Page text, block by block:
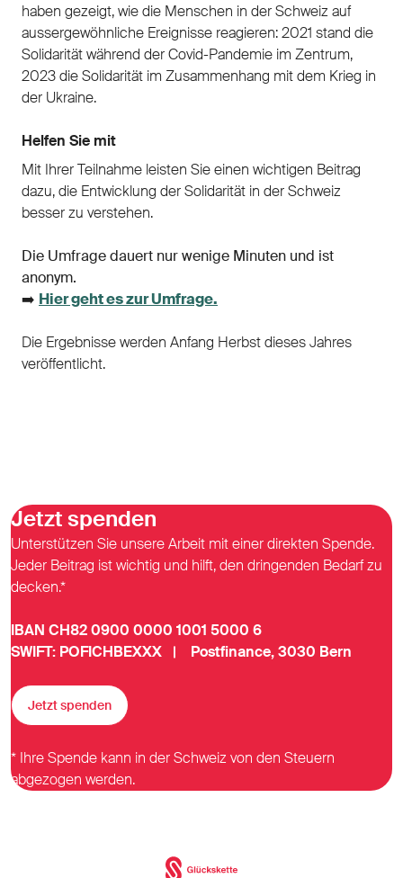
haben gezeigt, wie die Menschen in der Schweiz auf
aussergewöhnliche Ereignisse reagieren: 2021 stand die
Solidarität während der Covid-Pandemie im Zentrum,
2023 die Solidarität im Zusammenhang mit dem Krieg in
der Ukraine.
Helfen Sie mit
Mit Ihrer Teilnahme leisten Sie einen wichtigen Beitrag
dazu, die Entwicklung der Solidarität in der Schweiz
besser zu verstehen.
Die Umfrage dauert nur wenige Minuten und ist
anonym.
➡️ Hier geht es zur Umfrage.
Die Ergebnisse werden Anfang Herbst dieses Jahres
veröffentlicht.
Jetzt spenden
Unterstützen Sie unsere Arbeit mit einer direkten Spende.
Jeder Beitrag ist wichtig und hilft, den dringenden Bedarf zu
decken.*
IBAN CH82 0900 0000 1001 5000 6
SWIFT: POFICHBEXXX | Postfinance, 3030 Bern
Jetzt spenden
* Ihre Spende kann in der Schweiz von den Steuern
abgezogen werden.